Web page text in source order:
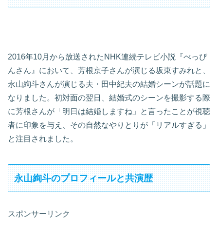
2016年10月から放送されたNHK連続テレビ小説『べっぴ
んさん』において、芳根京子さんが演じる坂東すみれと、
永山絢斗さんが演じる夫・田中紀夫の結婚シーンが話題に
なりました。初対面の翌日、結婚式のシーンを撮影する際
に芳根さんが「明日は結婚しますね」と言ったことが視聴
者に印象を与え、その自然なやりとりが「リアルすぎる」
と注目されました。
永山絢斗のプロフィールと共演歴
スポンサーリンク